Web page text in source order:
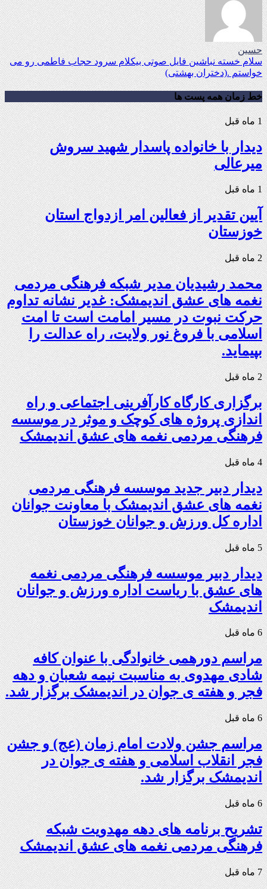
حسین
سلام خسته نباشین فایل صوتی بیکلام سرود حجاب فاطمی رو می
خواستم .(دختران بهشتی)
خط زمان همه پست ها
1 ماه قبل
دیدار با خانواده پاسدار شهید سروش
میرعالی
1 ماه قبل
آیین تقدیر از فعالین امر ازدواج استان
خوزستان
2 ماه قبل
محمد رشیدیان مدیر شبکه فرهنگی مردمی
نغمه های عشق اندیمشک: غدیر نشانه تداوم
حرکت نبوت در مسیر امامت است تا امت
اسلامی با فروغ نور ولایت، راه عدالت را
بپیماید.
2 ماه قبل
برگزاری کارگاه کارآفرینی اجتماعی و راه
اندازی پروژه های کوچک و موثر در موسسه
فرهنگی مردمی نغمه های عشق اندیمشک
4 ماه قبل
دیدار دبیر جدید موسسه فرهنگی مردمی
نغمه های عشق اندیمشک با معاونت جوانان
اداره کل ورزش و جوانان خوزستان
5 ماه قبل
دیدار دبیر موسسه فرهنگی مردمی نغمه
های عشق با ریاست اداره ورزش و جوانان
اندیمشک
6 ماه قبل
مراسم دورهمی خانوادگی با عنوان کافه
شادی مهدوی به مناسبت نیمه شعبان و دهه
فجر و هفته ی جوان در اندیمشک برگزار شد.
6 ماه قبل
مراسم جشن ولادت امام زمان (عج) و جشن
فجر انقلاب اسلامی و هفته ی جوان در
اندیمشک برگزار شد.
6 ماه قبل
تشریح برنامه های دهه مهدویت شبکه
فرهنگی مردمی نغمه های عشق اندیمشک
7 ماه قبل